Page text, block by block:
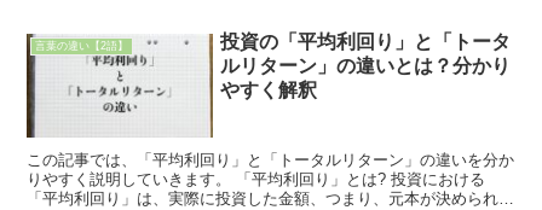
言葉の違い【2語】
投資の「平均利回り」と「トータ
ルリターン」の違いとは？分かり
やすく解釈
この記事では、「平均利回り」と「トータルリターン」の違いを分か
りやすく説明していきます。 「平均利回り」とは? 投資における
「平均利回り」は、実際に投資した金額、つまり、元本が決められた